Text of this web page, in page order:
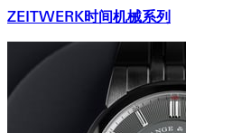
ZEITWERK时间机械系列